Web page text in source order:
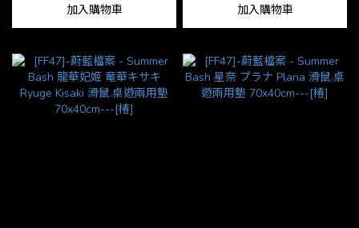
加入購物車 加入購物車